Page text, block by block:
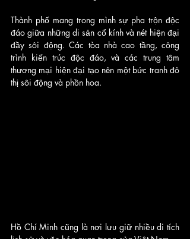
Thành phố mang trong mình sự pha trộn độc
đáo giữa những di sản cổ kính và nét hiện đại
đầy sôi động. Các tòa nhà cao tầng, công
trình kiến trúc độc đáo, và các trung tâm
thương mại hiện đại tạo nên một bức tranh đô
thị sôi động và phồn hoa.
Hồ Chí Minh cũng là nơi lưu giữ nhiều di tích